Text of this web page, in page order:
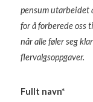
pensum utarbeidet
for å forberede oss
når alle føler seg
flervalgsoppgaver.
Fullt navn*